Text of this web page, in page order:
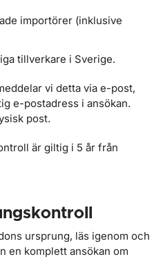
importörer (inklusive
tillverkare i Sverige.
vi detta via e-post,
e-postadress i ansökan.
post.
är giltig i 5 år från
ursprung, läs igenom och
en komplett ansökan om